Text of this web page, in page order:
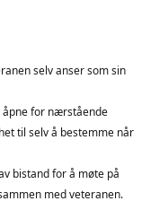
selv anser som sin
åpne for nærstående
til selv å bestemme når
bistand for å møte på
med veteranen.